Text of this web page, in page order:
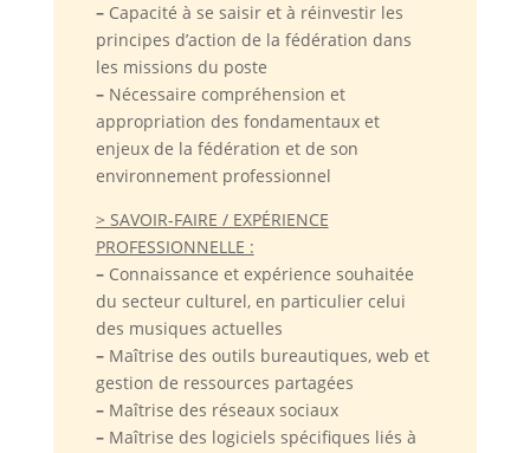
–Capacité à se saisir et à réinvestir les
principes d’action de la fédération dans
les missions du poste
–Nécessaire compréhension et
appropriation des fondamentaux et
enjeux de la fédération et de son
environnement professionnel
> SAVOIR-FAIRE / EXPÉRIENCE
PROFESSIONNELLE :
–Connaissance et expérience souhaitée
du secteur culturel, en particulier celui
des musiques actuelles
–Maîtrise des outils bureautiques, web et
gestion de ressources partagées
–Maîtrise des réseaux sociaux
–Maîtrise des logiciels spécifiques liés à